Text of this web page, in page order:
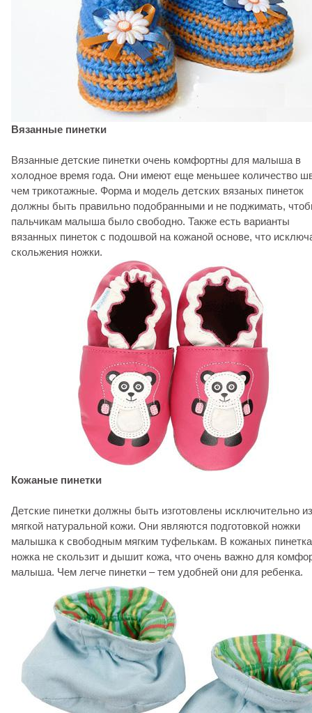
Вязанные пинетки
Вязанные детские пинетки очень комфортны для малыша в
холодное время года. Они имеют еще меньшее количество
чем трикотажные. Форма и модель детских вязаных пинеток
должны быть правильно подобранными и не поджимать,
пальчикам малыша было свободно. Также есть варианты
вязанных пинеток с подошвой на кожаной основе, что
скольжения ножки.
Кожаные пинетки
Детские пинетки должны быть изготовлены исключительно из
мягкой натуральной кожи. Они являются подготовкой ножки
малышка к свободным мягким туфелькам. В кожаных
ножка не скользит и дышит кожа, что очень важно для
малыша. Чем легче пинетки – тем удобней они для ребенка.